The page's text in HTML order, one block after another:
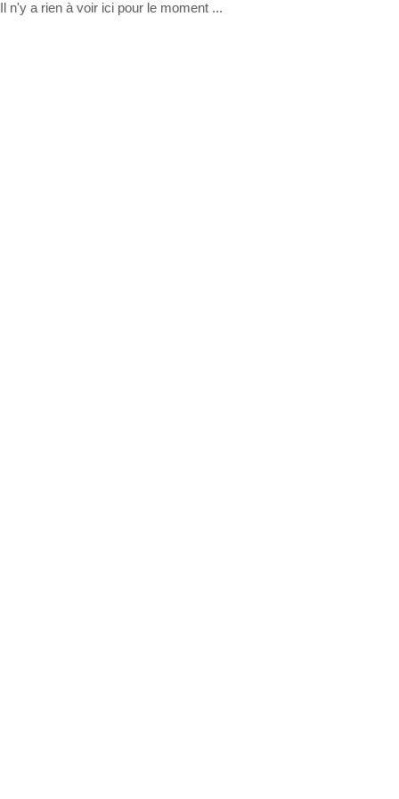
Il n'y a rien à voir ici pour le moment ...